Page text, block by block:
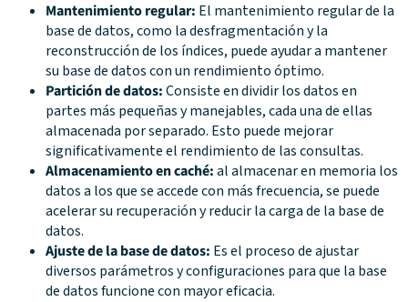
Mantenimiento regular: El mantenimiento regular de la
base de datos, como la desfragmentación y la
reconstrucción de los índices, puede ayudar a mantener
su base de datos con un rendimiento óptimo.
Partición de datos:Consiste en dividir los datos en
partes más pequeñas y manejables, cada una de ellas
almacenada por separado. Esto puede mejorar
significativamente el rendimiento de las consultas.
Almacenamiento en caché:al almacenar en memoria los
datos a los que se accede con más frecuencia, se puede
acelerar su recuperación y reducir la carga de la base de
datos.
Ajuste de la base de datos: Es el proceso de ajustar
diversos parámetros y configuraciones para que la base
de datos funcione con mayor eficacia.